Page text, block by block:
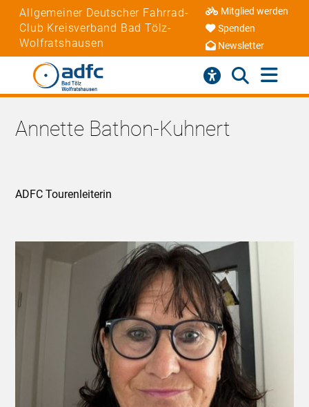
Allgemeiner Deutscher Fahrrad-
Club Kreisverband Bad Tölz-
Wolfratshausen
Mitglied werden
Spenden
Newsletter
Annette Bathon-Kuhnert
ADFC Tourenleiterin